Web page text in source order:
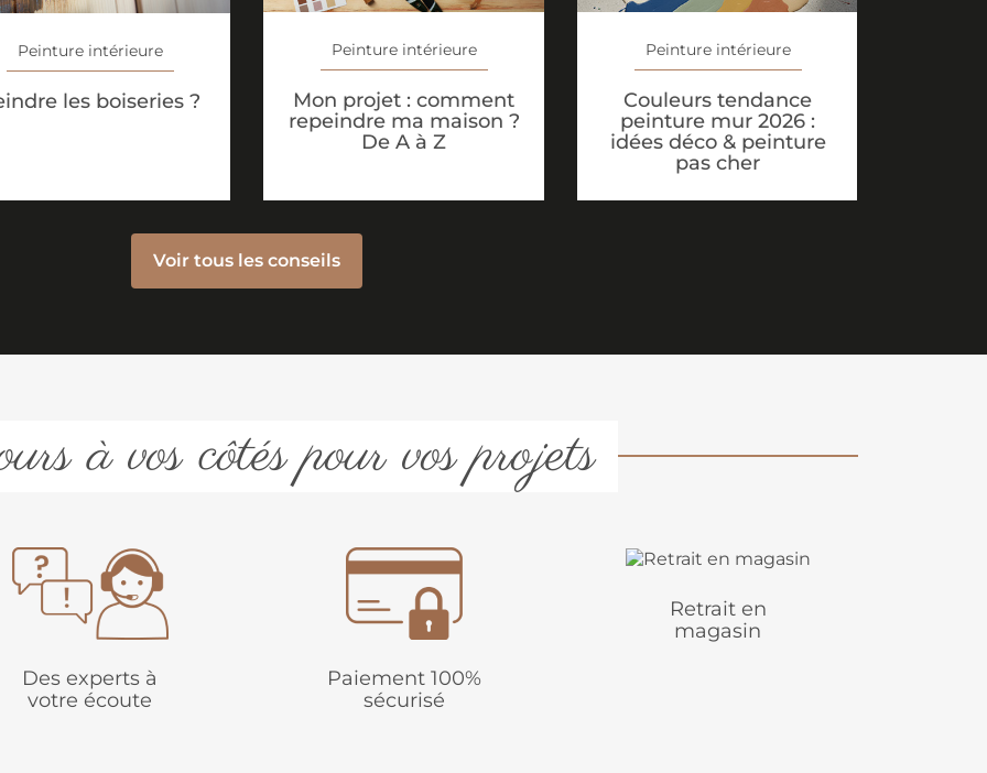
Peinture intérieure
les boiseries ?
Peinture intérieure
Mon projet : comment
repeindre ma maison ?
De A à Z
Peinture intérieure
Couleurs tendance
peinture mur 2026 :
idées déco & peinture
pas cher
Voir tous les conseils
à vos côtés pour vos projets
Des experts à
votre écoute
Paiement 100%
sécurisé
Retrait en
magasin